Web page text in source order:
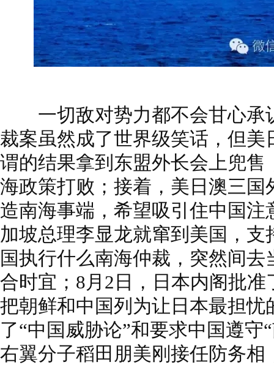
一切敌对势力都不会甘心承
裁案虽然成了世界级笑话，但
谓的结果拿到东盟外长会上兜售
海政策打败；接着，美日澳三国
造南海事端，希望吸引住中国注
加坡总理李显龙就窜到美国，支
国执行什么南海仲裁，突然间
合时宜；8月2日，日本内阁批
把朝鲜和中国列为让日本最担忧
了“中国威胁论”和要求中国遵守
右翼分子稻田朋美刚接任防务相